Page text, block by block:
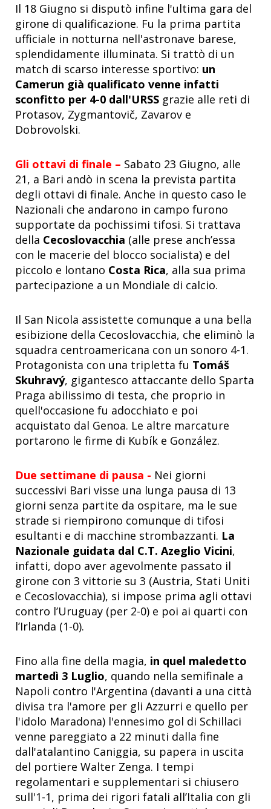
Il 18 Giugno si disputò infine l'ultima gara del
girone di qualificazione. Fu la prima partita
ufficiale in notturna nell'astronave barese,
splendidamente illuminata. Si trattò di un
match di scarso interesse sportivo: un
Camerun già qualificato venne infatti
sconfitto per 4-0 dall'URSS grazie alle reti di
Protasov, Zygmantovič, Zavarov e
Dobrovolski.
Gli ottavi di finale – Sabato 23 Giugno, alle
21, a Bari andò in scena la prevista partita
degli ottavi di finale. Anche in questo caso le
Nazionali che andarono in campo furono
supportate da pochissimi tifosi. Si trattava
della Cecoslovacchia (alle prese anch’essa
con le macerie del blocco socialista) e del
piccolo e lontano Costa Rica, alla sua prima
partecipazione a un Mondiale di calcio.
Il San Nicola assistette comunque a una bella
esibizione della Cecoslovacchia, che eliminò la
squadra centroamericana con un sonoro 4-1.
Protagonista con una tripletta fu Tomáš
Skuhravý, gigantesco attaccante dello Sparta
Praga abilissimo di testa, che proprio in
quell'occasione fu adocchiato e poi
acquistato dal Genoa. Le altre marcature
portarono le firme di Kubík e González.
Due settimane di pausa - Nei giorni
successivi Bari visse una lunga pausa di 13
giorni senza partite da ospitare, ma le sue
strade si riempirono comunque di tifosi
esultanti e di macchine strombazzanti. La
Nazionale guidata dal C.T. Azeglio Vicini,
infatti, dopo aver agevolmente passato il
girone con 3 vittorie su 3 (Austria, Stati Uniti
e Cecoslovacchia), si impose prima agli ottavi
contro l’Uruguay (per 2-0) e poi ai quarti con
l’Irlanda (1-0).
Fino alla fine della magia, in quel maledetto
martedì 3 Luglio, quando nella semifinale a
Napoli contro l'Argentina (davanti a una città
divisa tra l'amore per gli Azzurri e quello per
l'idolo Maradona) l'ennesimo gol di Schillaci
venne pareggiato a 22 minuti dalla fine
dall'atalantino Caniggia, su papera in uscita
del portiere Walter Zenga. I tempi
regolamentari e supplementari si chiusero
sull'1-1, prima dei rigori fatali all’Italia con gli